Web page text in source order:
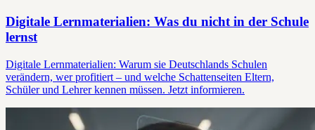
Digitale Lernmaterialien: Was du nicht in der Schule
lernst
Digitale Lernmaterialien: Warum sie Deutschlands Schulen
verändern, wer profitiert – und welche Schattenseiten Eltern,
Schüler und Lehrer kennen müssen. Jetzt informieren.